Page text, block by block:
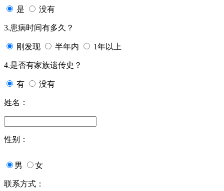
是 没有
3.患病时间有多久？
刚发现 半年内 1年以上
4.是否有家族遗传史？
有 没有
姓名：
性别：
男 女
联系方式：